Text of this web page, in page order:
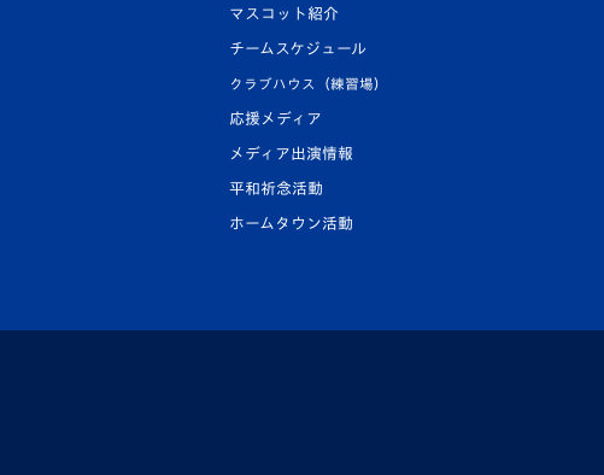
マスコット紹介
チームスケジュール
クラブハウス（練習場）
応援メディア
メディア出演情報
平和祈念活動
ホームタウン活動